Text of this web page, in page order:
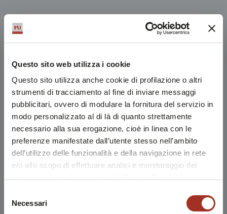
Questo sito web utilizza i cookie
Questo sito utilizza anche cookie di profilazione o altri
strumenti di tracciamento al fine di inviare messaggi
pubblicitari, ovvero di modulare la fornitura del servizio in
modo personalizzato al di là di quanto strettamente
necessario alla sua erogazione, cioè in linea con le
preferenze manifestate dall’utente stesso nell’ambito
dell’utilizzo delle funzionalità e della navigazione in rete
e/o allo scopo di effettuare analisi e monitoraggio dei
nostro sito, con i nostri partner che si occupano di analisi
delNecessari